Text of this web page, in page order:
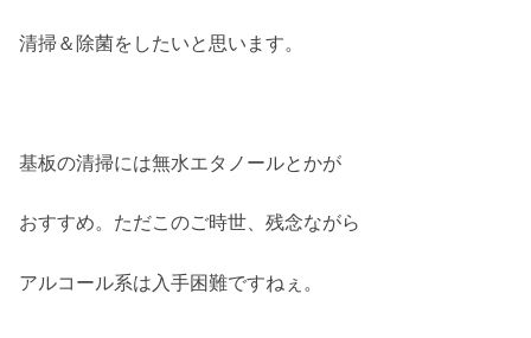
清掃＆除菌をしたいと思います。
基板の清掃には無水エタノールとかが
おすすめ。ただこのご時世、残念ながら
アルコール系は入手困難ですねぇ。